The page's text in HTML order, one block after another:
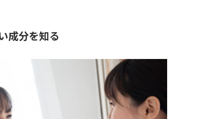
成分を知る